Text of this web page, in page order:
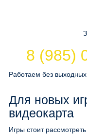
8 (985)
Работаем без
Для новых
видеокарта
Игры стоит